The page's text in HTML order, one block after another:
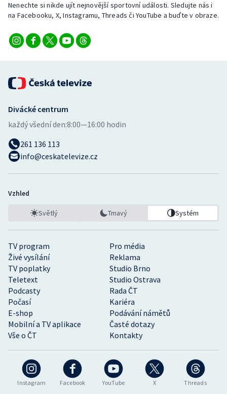
Vodní slalom
Volejbal
Nenechte si nikde ujít nejnovější sportovní události. Sledujte nás i
na Facebooku, X, Instagramu, Threads či YouTube a buďte v obraze.
Instagram Facebook YouTube X Threads
TV program
Pro média
Živé vysílání
Reklama
TV poplatky
Studio Brno
Teletext
Studio Ostrava
Podcasty
Rada ČT
Počasí
Kariéra
E-shop
Podávání námětů
Mobilní a TV aplikace
Časté dotazy
Vše o ČT
Kontakty
Divácké centrum
každý všední den:8:00—16:00 hodin
261 136 113
info@ceskatelevize.cz
Vzhled
Světlý Tmavý Systém